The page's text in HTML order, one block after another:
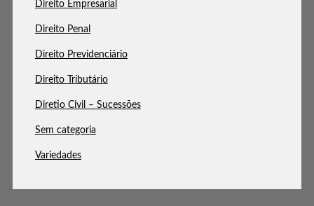
Direito Empresarial
Direito Penal
Direito Previdenciário
Direito Tributário
Diretio Civil – Sucessões
Sem categoria
Variedades